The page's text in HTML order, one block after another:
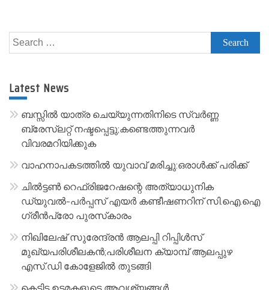
l
n
a
v
:
Search
for:
Latest News
ബസ്സിൽ യാത്ര ചെയ്യുന്നതിനിടെ സ്വർണ്ണ
ബ്രേസ്‌ലറ്റ് നഷ്ടപ്പെട്ടു;കണ്ടെത്തുന്നവർ
വിവരമറിയിക്കുക
വാഹനാപകടത്തിൽ യുവാവ് മരിച്ചു:ഒരാൾക്ക് പരിക്ക്
ചിൽട്ടൺ റെഫ്രിജറേഷന്റെ അത്യാധുനിക
ഡ്യുവൽ-പർപ്പസ് എയർ കണ്ടീഷണറിന് സി.ഐ.ഐ
ഗ്രീൻപ്രോ പുരസ്‌കാരം
നിഖിലേഷ് സുരേന്ദ്രൻ ആലപ്പി റിപ്പിൾസ്
മുഖ്യപരിശീലകൻ;പരിശീലന ക്യാമ്പ് ആലപ്പുഴ
എസ്.ഡി കോളേജിൽ തുടങ്ങി